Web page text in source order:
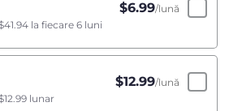
$6.99/lună
la fiecare 6 luni
$12.99/lună
lunar